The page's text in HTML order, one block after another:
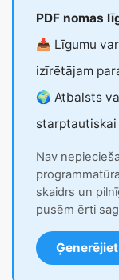
PDF nomas
📥 Līgumu
izīrētājam
🌍 Atbalsts
starptautiskai
Nav
skaidrs un
pusēm ērti